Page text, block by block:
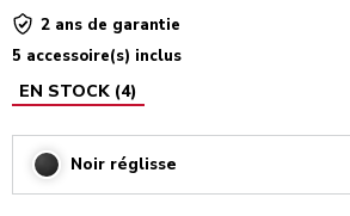
2 ans de garantie
5 accessoire(s) inclus
EN STOCK (4)
Noir réglisse